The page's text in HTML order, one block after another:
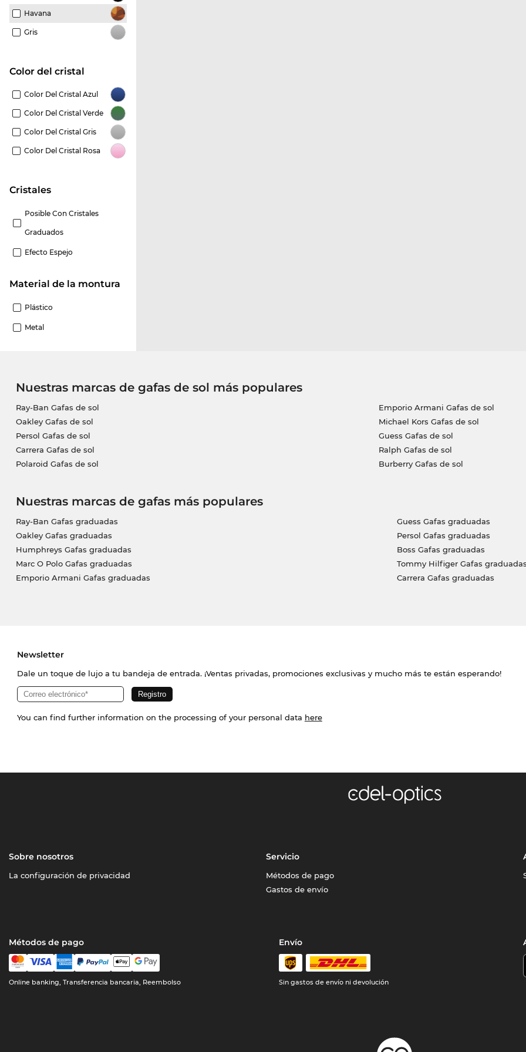
Havana
Gris
Color del cristal
Color Del Cristal Azul
Color Del Cristal Verde
Color Del Cristal Gris
Color Del Cristal Rosa
Cristales
Posible Con Cristales
Graduados
Efecto Espejo
Material de la montura
Plástico
Metal
Nuestras marcas de gafas de sol más populares
Ray-Ban Gafas de sol
Oakley Gafas de sol
Persol Gafas de sol
Carrera Gafas de sol
Polaroid Gafas de sol
Emporio Armani Gafas de sol
Michael Kors Gafas de sol
Guess Gafas de sol
Ralph Gafas de sol
Burberry Gafas de sol
Nuestras marcas de gafas más populares
Ray-Ban Gafas graduadas
Oakley Gafas graduadas
Humphreys Gafas graduadas
Marc O Polo Gafas graduadas
Emporio Armani Gafas graduadas
Guess Gafas graduadas
Persol Gafas graduadas
Boss Gafas graduadas
Tommy Hilfiger Gafas
Carrera Gafas graduadas
Newsletter
Dale un toque de lujo a tu bandeja de entrada. ¡Ventas privadas, promociones exclusivas y mucho más te están esperando!
You can find further information on the processing of your personal data here
Sobre nosotros
La configuración de privacidad
Servicio
Métodos de pago
Gastos de envío
Métodos de pago
Online banking, Transferencia bancaria, Reembolso
Envío
Sin gastos de envío ni devolución